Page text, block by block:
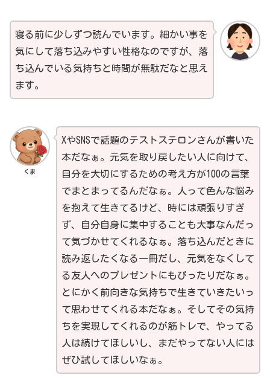
寝る前に少しずつ読んでいます。細かい事を
気にして落ち込みやすい性格なのですが、落
ち込んでいる気持ちと時間が無駄だなと思え
ます。
くま
XやSNSで話題のテストステロンさんが書いた
本だなぁ。元気を取り戻したい人に向けて、
自分を大切にするための考え方が100の言葉
でまとまってるんだなぁ。人って色んな悩み
を抱えて生きてるけど、時には頑張りすぎ
ず、自分自身に集中することも大事なんだっ
て気づかせてくれるなぁ。落ち込んだときに
読み返したくなる一冊だし、元気をなくして
る友人へのプレゼントにもぴったりだなぁ。
とにかく前向きな気持ちで生きていきたいっ
て思わせてくれる本だなぁ。そしてその気持
ちを実現してくれるのが筋トレで、やってる
人は続けてほしいし、まだやってない人には
ぜひ試してほしいなぁ。